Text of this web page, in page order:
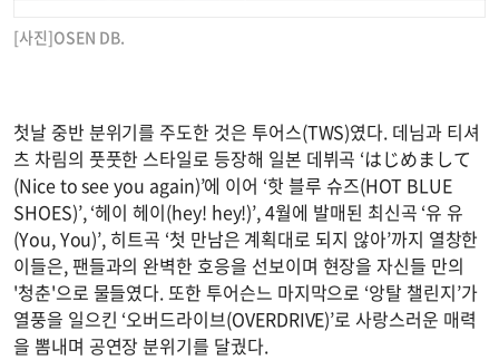
[사진]OSEN DB.
첫날 중반 분위기를 주도한 것은 투어스(TWS)였다. 데님과 티셔
츠 차림의 풋풋한 스타일로 등장해 일본 데뷔곡 ‘はじめまして
(Nice to see you again)’에 이어 ‘핫 블루 슈즈(HOT BLUE
SHOES)’, ‘헤이 헤이(hey! hey!)’, 4월에 발매된 최신곡 ‘유 유
(You, You)’, 히트곡 ‘첫 만남은 계획대로 되지 않아’까지 열창한
이들은, 팬들과의 완벽한 호응을 선보이며 현장을 자신들 만의
'청춘'으로 물들였다. 또한 투어슨느 마지막으로 ‘앙탈 챌린지’가
열풍을 일으킨 ‘오버드라이브(OVERDRIVE)’로 사랑스러운 매력
을 뽐내며 공연장 분위기를 달궜다.